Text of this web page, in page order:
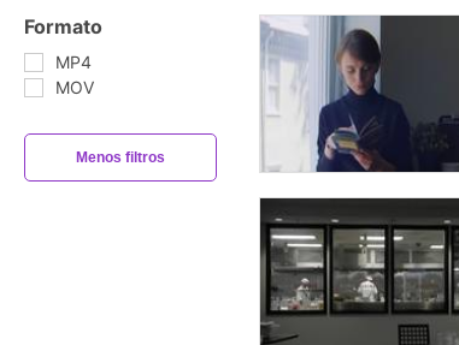
Formato
MP4
MOV
Menos filtros